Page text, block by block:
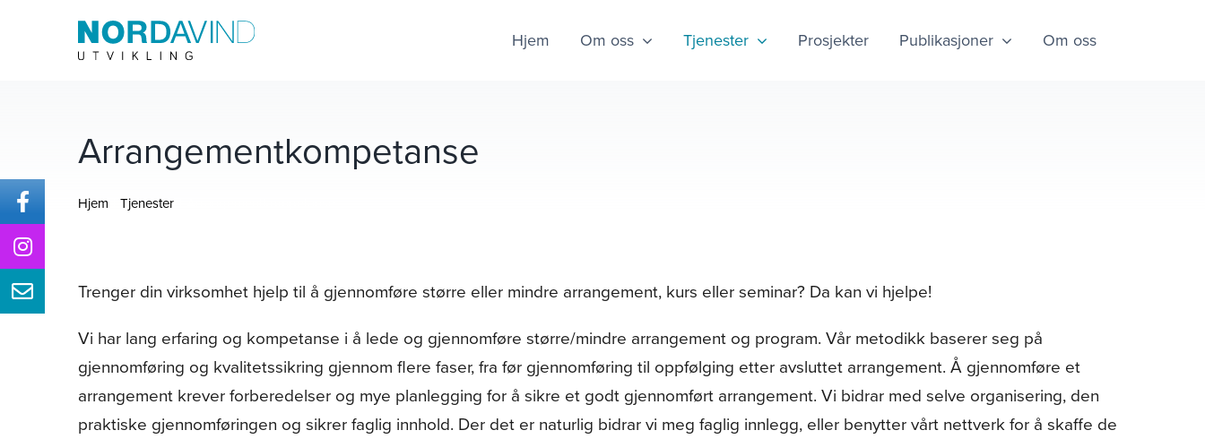
Hjem Om oss Tjenester Prosjekter Publikasjoner Om oss
Arrangementkompetanse
Hjem Tjenester
Trenger din virksomhet hjelp til å gjennomføre større eller mindre arrangement, kurs eller seminar? Da kan vi hjelpe!
Vi har lang erfaring og kompetanse i å lede og gjennomføre større/mindre arrangement og program. Vår metodikk baserer seg på
gjennomføring og kvalitetssikring gjennom flere faser, fra før gjennomføring til oppfølging etter avsluttet arrangement. Å gjennomføre et
arrangement krever forberedelser og mye planlegging for å sikre et godt gjennomført arrangement. Vi bidrar med selve organisering, den
praktiske gjennomføringen og sikrer faglig innhold. Der det er naturlig bidrar vi meg faglig innlegg, eller benytter vårt nettverk for å skaffe de